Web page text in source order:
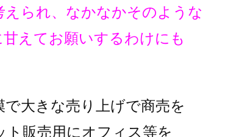
られ、なかなかそのような
えてお願いするわけにも
大きな売り上げで商売を
販売用にオフィス等を